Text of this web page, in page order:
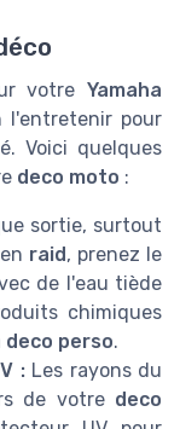
votre Yamaha
l'entretenir pour
Voici quelques
deco moto :
sortie, surtout
raid , prenez le
de l'eau tiède
chimiques
deco perso.
:Les rayons du
de votre deco